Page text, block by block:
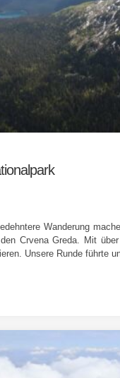
Wanderung
Crvena Greda. Mit
Unsere Runde führte